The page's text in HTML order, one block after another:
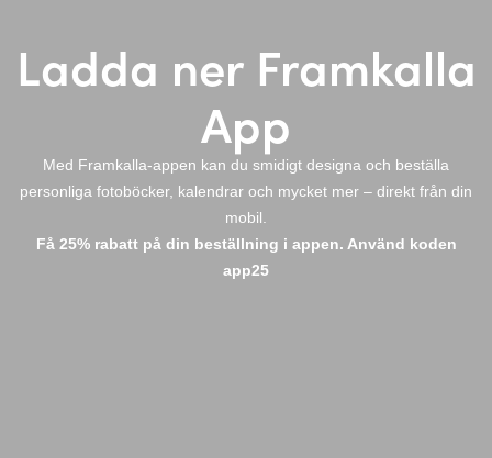
Ladda ner Framkalla
App
Med Framkalla-appen kan du smidigt designa och beställa
personliga fotoböcker, kalendrar och mycket mer – direkt från din
mobil.
Få 25% rabatt på din beställning i appen. Använd koden
app25